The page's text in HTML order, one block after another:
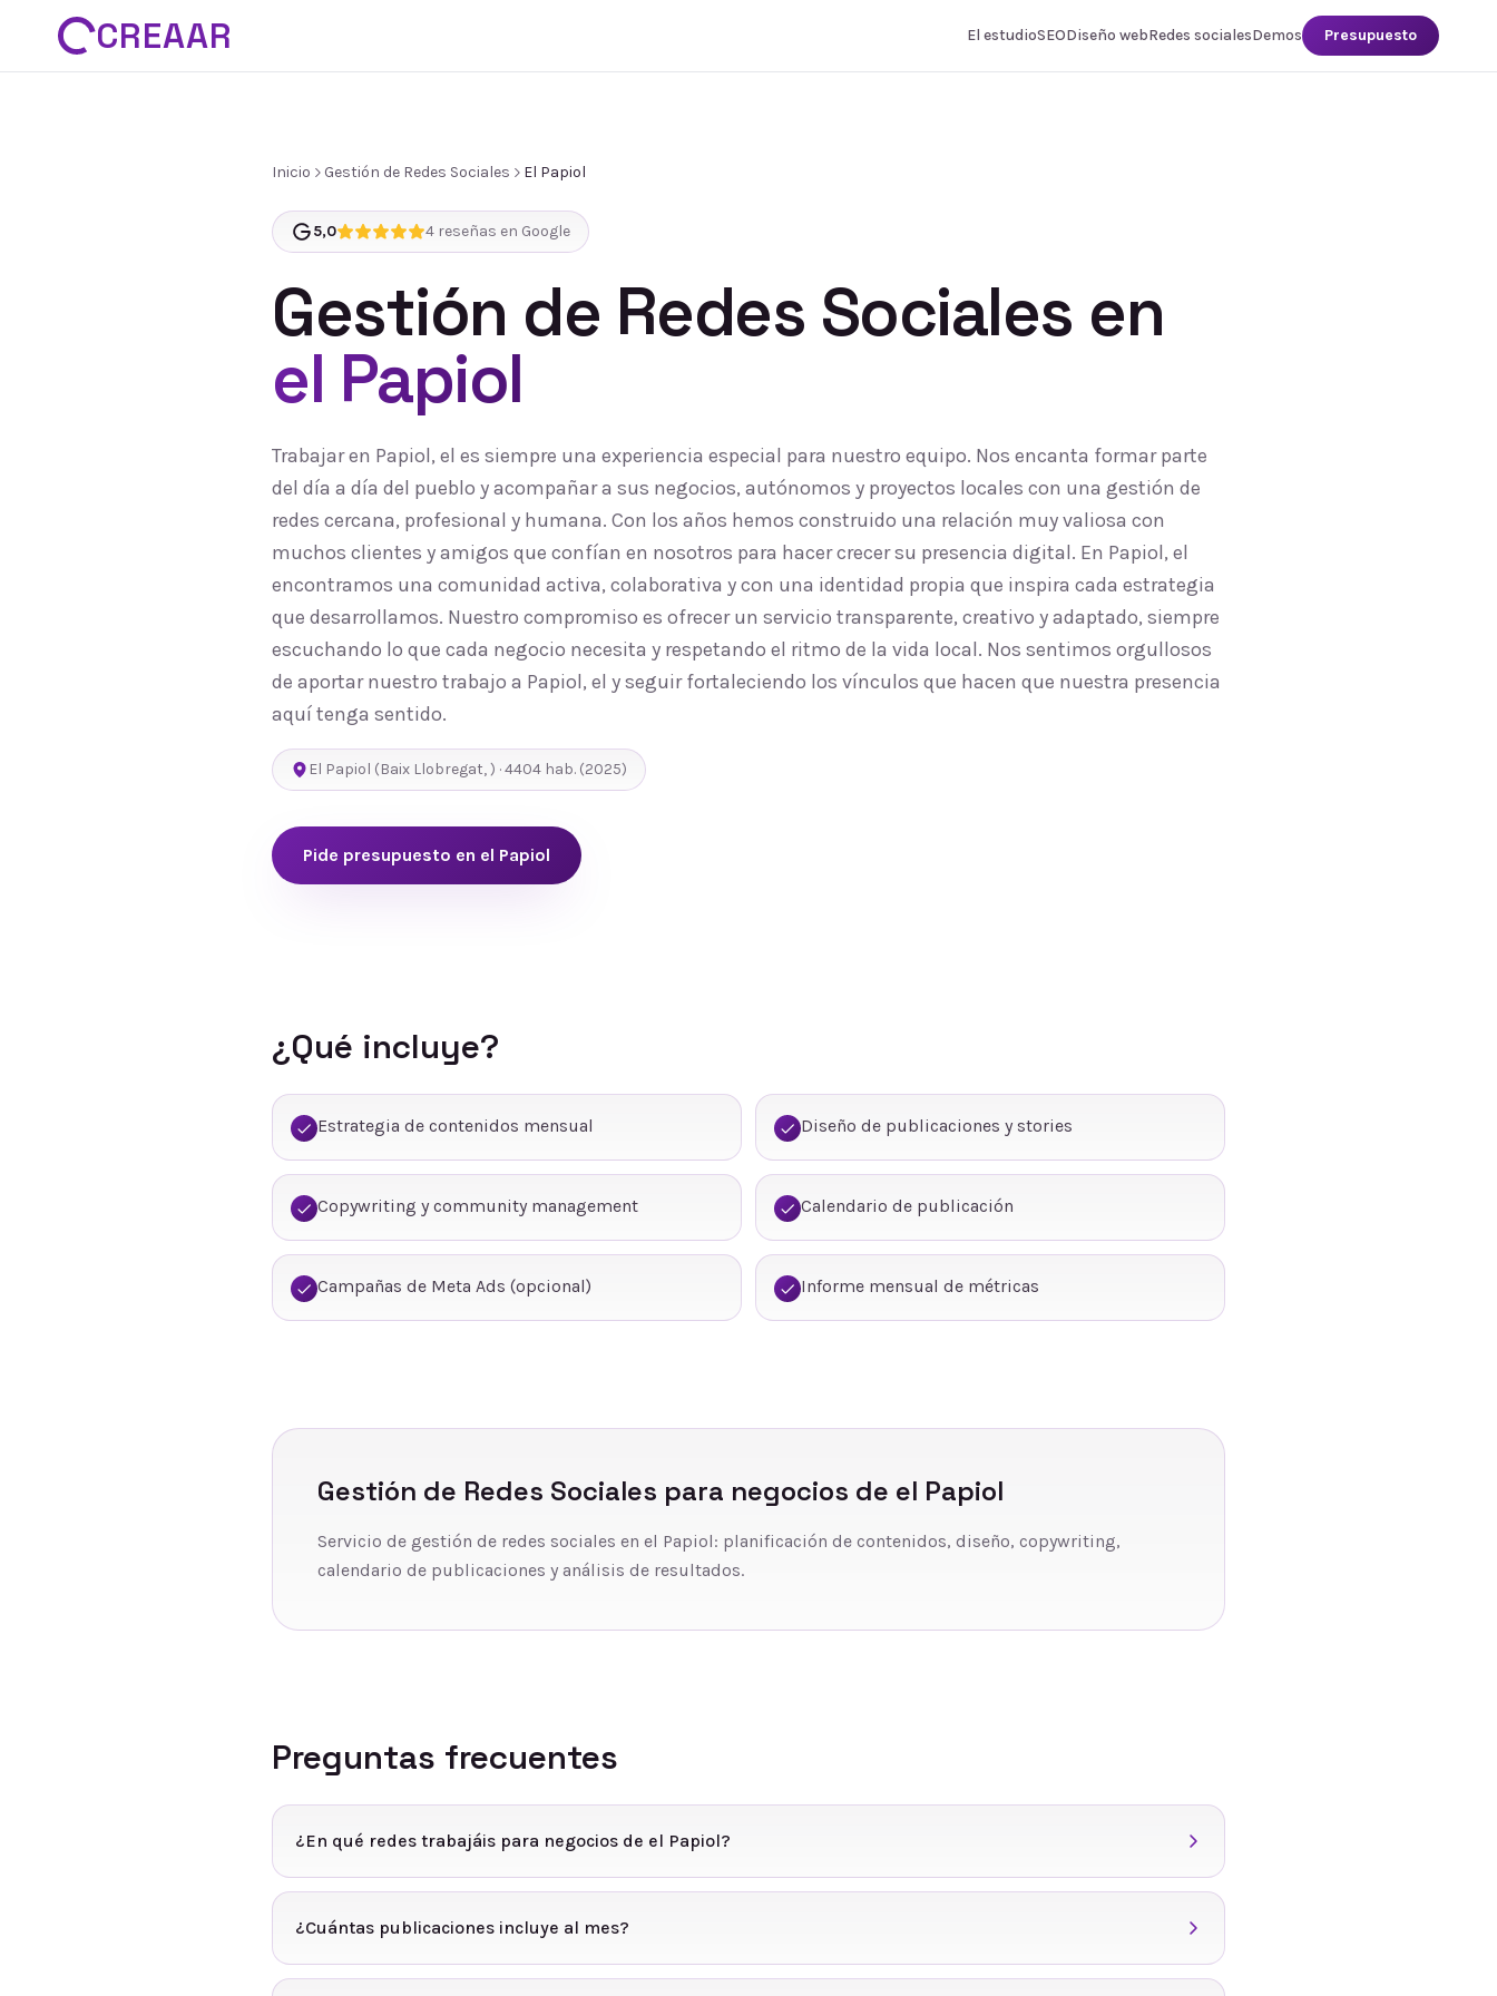
CREAAR El estudioSEODiseño webRedes socialesDemos Presupuesto
Inicio Gestión de Redes Sociales El Papiol
5,0 4 reseñas en Google
Gestión de Redes Sociales en
el Papiol
Trabajar en Papiol, el es siempre una experiencia especial para nuestro equipo. Nos encanta formar parte
del día a día del pueblo y acompañar a sus negocios, autónomos y proyectos locales con una gestión de
redes cercana, profesional y humana. Con los años hemos construido una relación muy valiosa con
muchos clientes y amigos que confían en nosotros para hacer crecer su presencia digital. En Papiol, el
encontramos una comunidad activa, colaborativa y con una identidad propia que inspira cada estrategia
que desarrollamos. Nuestro compromiso es ofrecer un servicio transparente, creativo y adaptado, siempre
escuchando lo que cada negocio necesita y respetando el ritmo de la vida local. Nos sentimos orgullosos
de aportar nuestro trabajo a Papiol, el y seguir fortaleciendo los vínculos que hacen que nuestra presencia
aquí tenga sentido.
El Papiol (Baix Llobregat,) ·4404 hab. (2025)
Pide presupuesto en el Papiol
¿Qué incluye?
Estrategia de contenidos mensual Diseño de publicaciones y stories
Copywriting y community management Calendario de publicación
Campañas de Meta Ads (opcional) Informe mensual de métricas
Gestión de Redes Sociales para negocios de el Papiol
Servicio de gestión de redes sociales en el Papiol: planificación de contenidos, diseño, copywriting,
calendario de publicaciones y análisis de resultados.
Preguntas frecuentes
¿En qué redes trabajáis para negocios de el Papiol?
¿Cuántas publicaciones incluye al mes?